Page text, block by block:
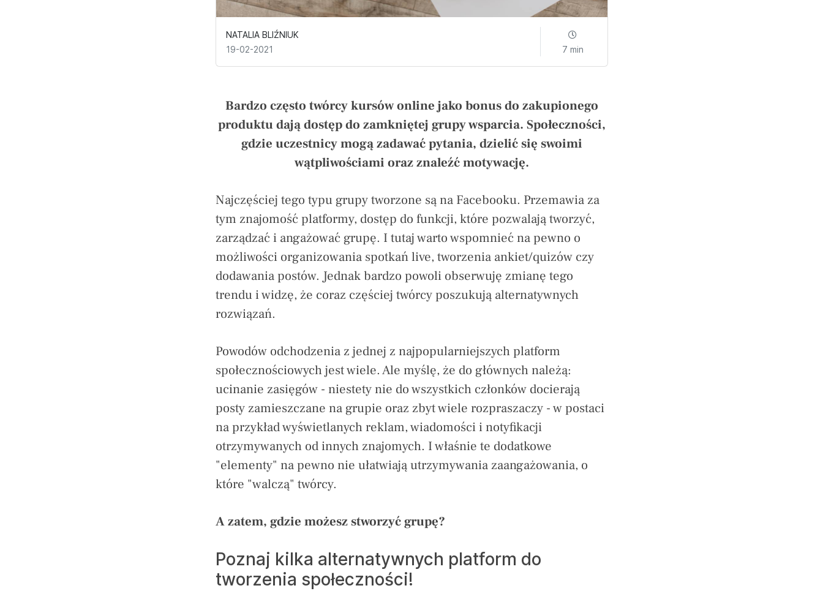
NATALIA BLIŹNIUK
19-02-2021
7 min
Bardzo często twórcy kursów online jako bonus do zakupionego
produktu dają dostęp do zamkniętej grupy wsparcia. Społeczności,
gdzie uczestnicy mogą zadawać pytania, dzielić się swoimi
wątpliwościami oraz znaleźć motywację.
Najczęściej tego typu grupy tworzone są na Facebooku. Przemawia za
tym znajomość platformy, dostęp do funkcji, które pozwalają tworzyć,
zarządzać i angażować grupę. I tutaj warto wspomnieć na pewno o
możliwości organizowania spotkań live, tworzenia ankiet/quizów czy
dodawania postów. Jednak bardzo powoli obserwuję zmianę tego
trendu i widzę, że coraz częściej twórcy poszukują alternatywnych
rozwiązań.
Powodów odchodzenia z jednej z najpopularniejszych platform
społecznościowych jest wiele. Ale myślę, że do głównych należą:
ucinanie zasięgów - niestety nie do wszystkich członków docierają
posty zamieszczane na grupie oraz zbyt wiele rozpraszaczy - w postaci
na przykład wyświetlanych reklam, wiadomości i notyfikacji
otrzymywanych od innych znajomych. I właśnie te dodatkowe
"elementy" na pewno nie ułatwiają utrzymywania zaangażowania, o
które "walczą" twórcy.
A zatem, gdzie możesz stworzyć grupę?
Poznaj kilka alternatywnych platform do
tworzenia społeczności!